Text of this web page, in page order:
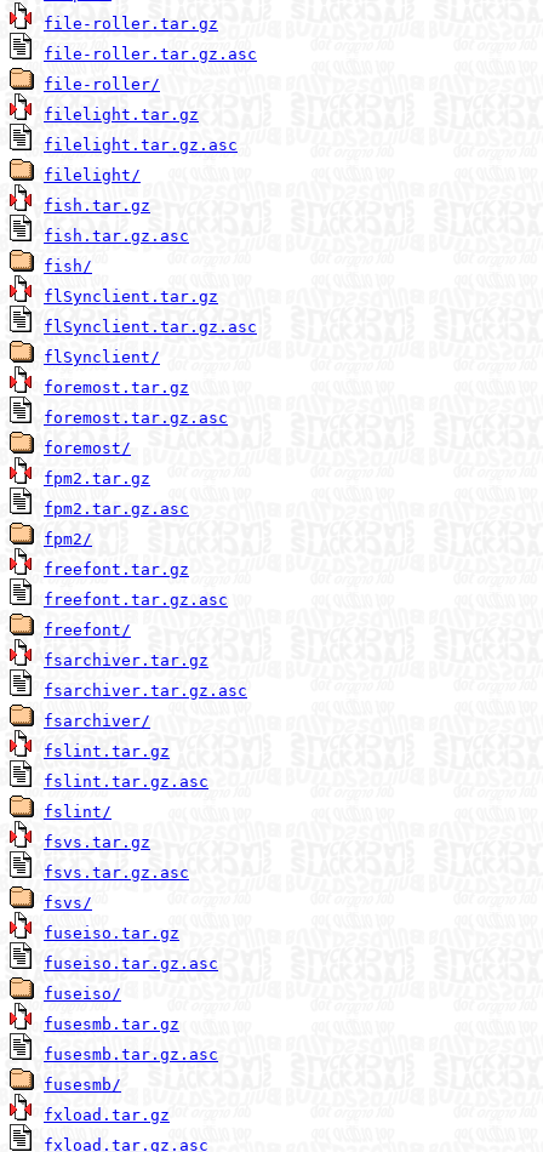
file-roller.tar.gz
file-roller.tar.gz.asc
file-roller/
filelight.tar.gz
filelight.tar.gz.asc
filelight/
fish.tar.gz
fish.tar.gz.asc
fish/
flSynclient.tar.gz
flSynclient.tar.gz.asc
flSynclient/
foremost.tar.gz
foremost.tar.gz.asc
foremost/
fpm2.tar.gz
fpm2.tar.gz.asc
fpm2/
freefont.tar.gz
freefont.tar.gz.asc
freefont/
fsarchiver.tar.gz
fsarchiver.tar.gz.asc
fsarchiver/
fslint.tar.gz
fslint.tar.gz.asc
fslint/
fsvs.tar.gz
fsvs.tar.gz.asc
fsvs/
fuseiso.tar.gz
fuseiso.tar.gz.asc
fuseiso/
fusesmb.tar.gz
fusesmb.tar.gz.asc
fusesmb/
fxload.tar.gz
fxload.tar.gz.asc